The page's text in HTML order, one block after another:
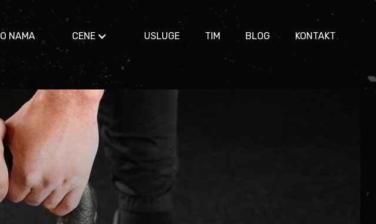
O NAMA CENE USLUGE TIM BLOG KONTAKT